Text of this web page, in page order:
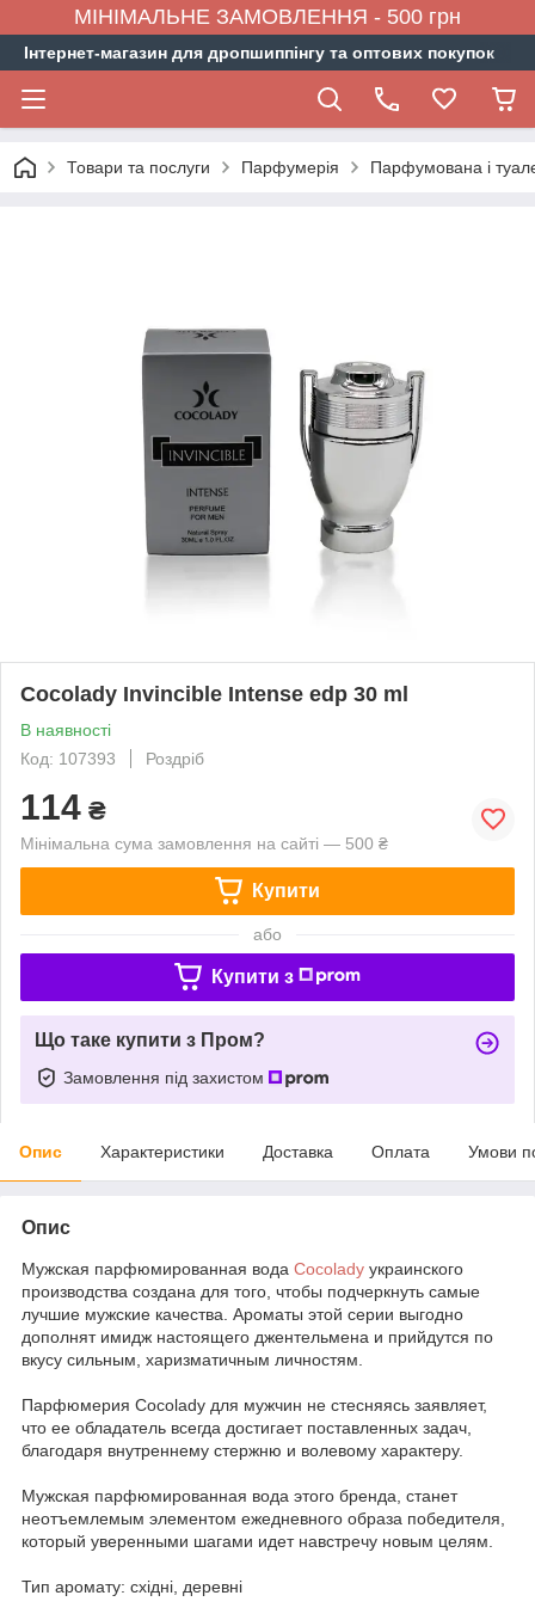
МІНІМАЛЬНЕ ЗАМОВЛЕННЯ - 500 грн
Інтернет-магазин для дропшиппінгу та оптових покупок
Товари та послуги Парфумерія Парфумована і
Cocolady Invincible Intense edp 30 ml
В наявності
Код: 107393
Роздріб
114 ₴
Мінімальна сума замовлення на сайті — 500 ₴
Купити
або
Купити з
Що таке купити з Пром?
Замовлення під захистом
Опис Характеристики Доставка Оплата Умови
Опис
Мужская парфюмированная вода Cocolady украинского
производства создана для того, чтобы подчеркнуть самые
лучшие мужские качества. Ароматы этой серии выгодно
дополнят имидж настоящего джентельмена и прийдутся по
вкусу сильным, харизматичным личностям.
Парфюмерия Cocolady для мужчин не стесняясь заявляет,
что ее обладатель всегда достигает поставленных задач,
благодаря внутреннему стержню и волевому характеру.
Мужская парфюмированная вода этого бренда, станет
неотъемлемым элементом ежедневного образа победителя,
который уверенными шагами идет навстречу новым целям.
Тип аромату: східні, деревні